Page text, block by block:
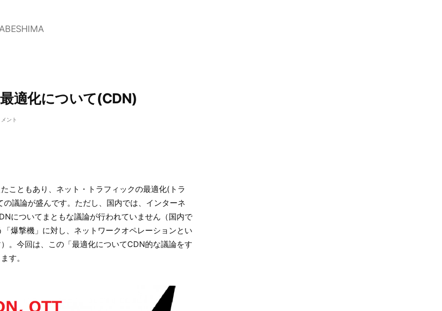
適化について(CDN)
ント
こともあり、ネット・トラフィックの最適化(トラ
議論が盛んです。ただし、国内では、インターネ
についてまともな議論が行われていません（国内で
爆撃機」に対し、ネットワークオペレーションとい
。今回は、この「最適化についてCDN的な議論をす
す。